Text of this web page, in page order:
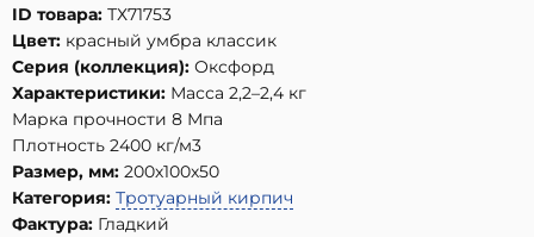
ID товара: ТХ71753
Цвет: красный умбра классик
Серия (коллекция): Оксфорд
Характеристики: Масса 2,2–2,4 кг
Марка прочности 8 Мпа
Плотность 2400 кг/м3
Размер, мм: 200х100х50
Категория: Тротуарный кирпич
Фактура: Гладкий